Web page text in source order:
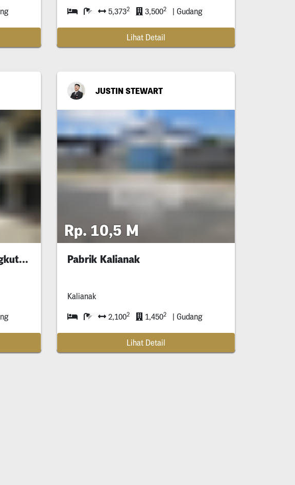
5,3732 3,5002 | Gudang
Lihat Detail
Pabrik Gudang Di Sier Rungkut Industri Iv
JUSTIN STEWART
Rp. 10,5 M
Pabrik Kalianak
Kalianak
2,1002 1,4502 | Gudang
Lihat Detail